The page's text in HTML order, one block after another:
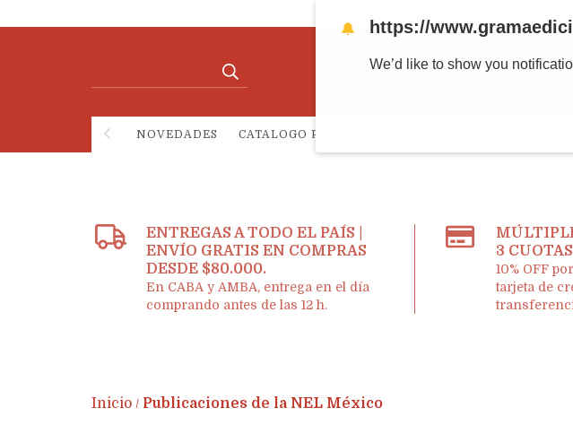
NOVEDADES CATALOGO POR TEMAS
ENTREGAS A TODO EL PAÍS |
ENVÍO GRATIS EN COMPRAS
DESDE $80.000.
En CABA y AMBA, entrega en el día
comprando antes de las 12 h.
3
10% OFF
tarjeta de
Inicio / Publicaciones de la NEL México
🔔 https://
We’d like to show you